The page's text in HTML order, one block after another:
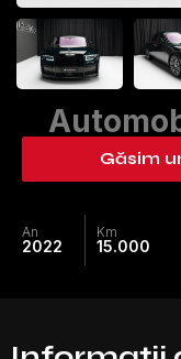
Găsim
An
2022
Km
15.000